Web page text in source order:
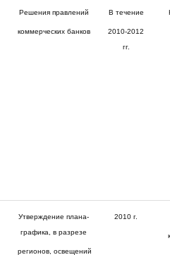
Решения правлений
коммерческих банков
В течение
2010-2012
гг.
Утверждение плана-
графика, в разрезе
регионов, освещений
2010 г.